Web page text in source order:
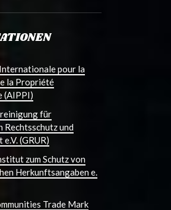
pour la
la Propriété
(AIPPI)
für
Rechtsschutz und
(GRUR)
zum Schutz von
Herkunftsangaben e.
Trade Mark